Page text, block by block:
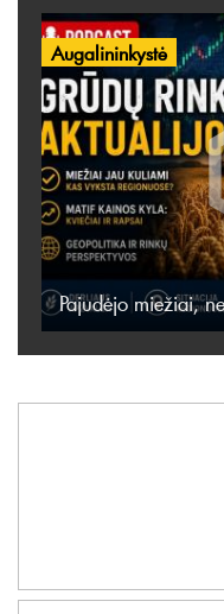
Augalininkystė
Pajudėjo miežiai,